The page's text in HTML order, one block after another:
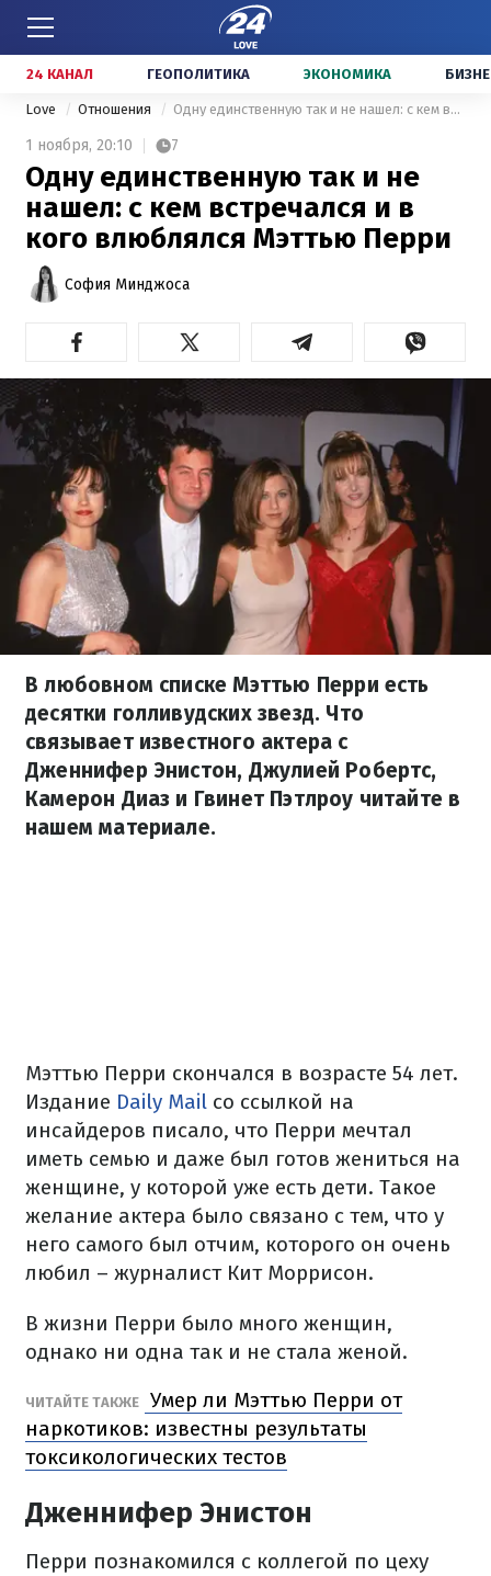
24 КАНАЛ ГЕОПОЛИТИКА ЭКОНОМИКА
Love Отношения Одну единственную так и не нашел: с кем встречался и в кого влюблялся Мэттью Перри
1 ноября, 20:10 7
Одну единственную так и не
нашел: с кем встречался и в
кого влюблялся Мэттью Перри
София Минджоса
В любовном списке Мэттью Перри есть
десятки голливудских звезд. Что
связывает известного актера с
Дженнифер Энистон, Джулией Робертс,
Камерон Диаз и Гвинет Пэтлроу читайте в
нашем материале.
Мэттью Перри скончался в возрасте 54 лет.
Издание Daily Mail со ссылкой на
инсайдеров писало, что Перри мечтал
иметь семью и даже был готов жениться на
женщине, у которой уже есть дети. Такое
желание актера было связано с тем, что у
него самого был отчим, которого он очень
любил – журналист Кит Моррисон.
В жизни Перри было много женщин,
однако ни одна так и не стала женой.
ЧИТАЙТЕ ТАКЖЕ
Умер ли Мэттью Перри от
наркотиков: известны результаты
токсикологических тестов
Дженнифер Энистон
Перри познакомился с коллегой по цеху